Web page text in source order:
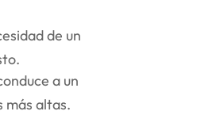
de un
a un
altas.